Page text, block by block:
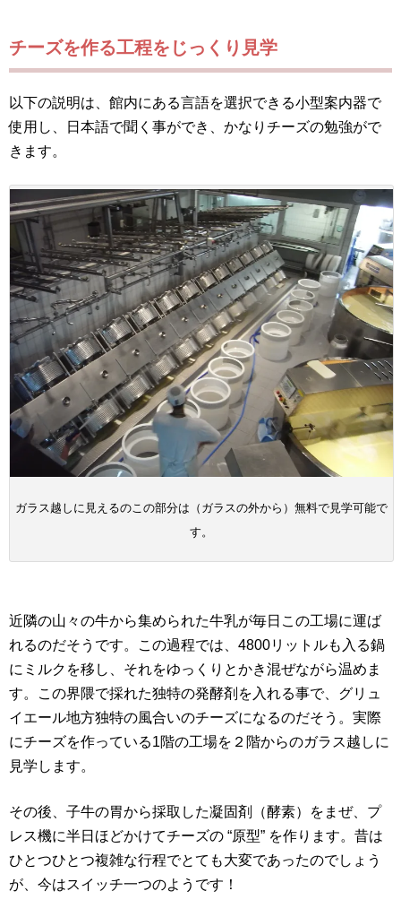
チーズを作る工程をじっくり見学
以下の説明は、館内にある言語を選択できる小型案内器で
使用し、日本語で聞く事ができ、かなりチーズの勉強がで
きます。
ガラス越しに見えるのこの部分は（ガラスの外から）無料で見学可能で
す。
近隣の山々の牛から集められた牛乳が毎日この工場に運ば
れるのだそうです。この過程では、4800リットルも入る鍋
にミルクを移し、それをゆっくりとかき混ぜながら温めま
す。この界隈で採れた独特の発酵剤を入れる事で、グリュ
イエール地方独特の風合いのチーズになるのだそう。実際
にチーズを作っている1階の工場を２階からのガラス越しに
見学します。
その後、子牛の胃から採取した凝固剤（酵素）をまぜ、プ
レス機に半日ほどかけてチーズの “原型” を作ります。昔は
ひとつひとつ複雑な行程でとても大変であったのでしょう
が、今はスイッチ一つのようです！